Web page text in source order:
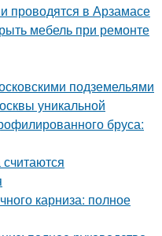
проводятся в Арзамасе
мебель при ремонте
подземельями
уникальной
бруса:
карниза: полное